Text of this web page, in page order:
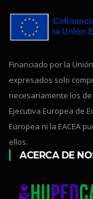
Financiado por la
expresados solo
necesariamente los
Ejecutiva Europea de
Europea ni la EACEA
ellos.
ACERCA DE